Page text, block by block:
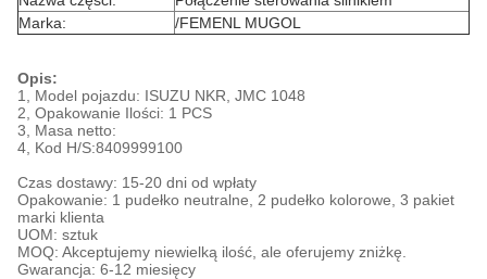
Marka:
/FEMENL MUGOL
Opis:
1, Model pojazdu: ISUZU NKR, JMC 1048
2, Opakowanie Ilości: 1 PCS
3, Masa netto:
4, Kod H/S:8409999100
Czas dostawy: 15-20 dni od wpłaty
Opakowanie: 1 pudełko neutralne, 2 pudełko kolorowe, 3 pakiet
marki klienta
UOM: sztuk
MOQ: Akceptujemy niewielką ilość, ale oferujemy zniżkę.
Gwarancja: 6-12 miesięcy